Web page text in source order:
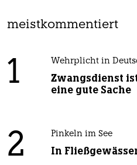
meistkommentiert
1 Wehrplicht in
Zwangsdienst
eine gute Sache
2 Pinkeln im See
In